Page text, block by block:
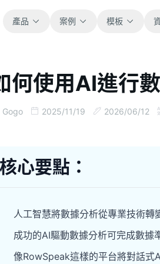
產品 案例 模板
全部
營運
支援銷售管道、目標、預測與營
部落格
用於分析、報表與
何使用AI進行
Gogo 2025/11/19 2026/06/12
核心要點：
人工智慧將數據分析從專業技術
成功的AI驅動數據分析可完成數據
像RowSpeak這樣的平台將對話式